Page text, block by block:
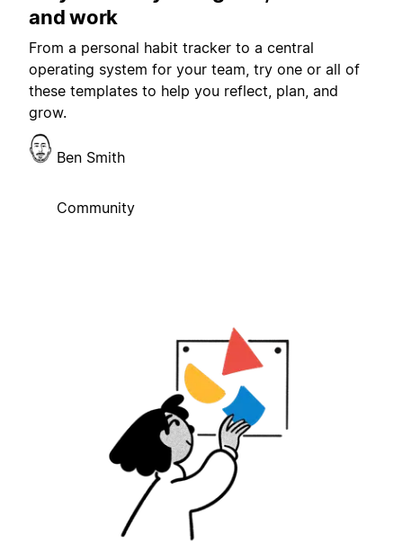
and work
From a personal habit tracker to a central
operating system for your team, try one or all of
these templates to help you reflect, plan, and
grow.
Ben Smith
Community